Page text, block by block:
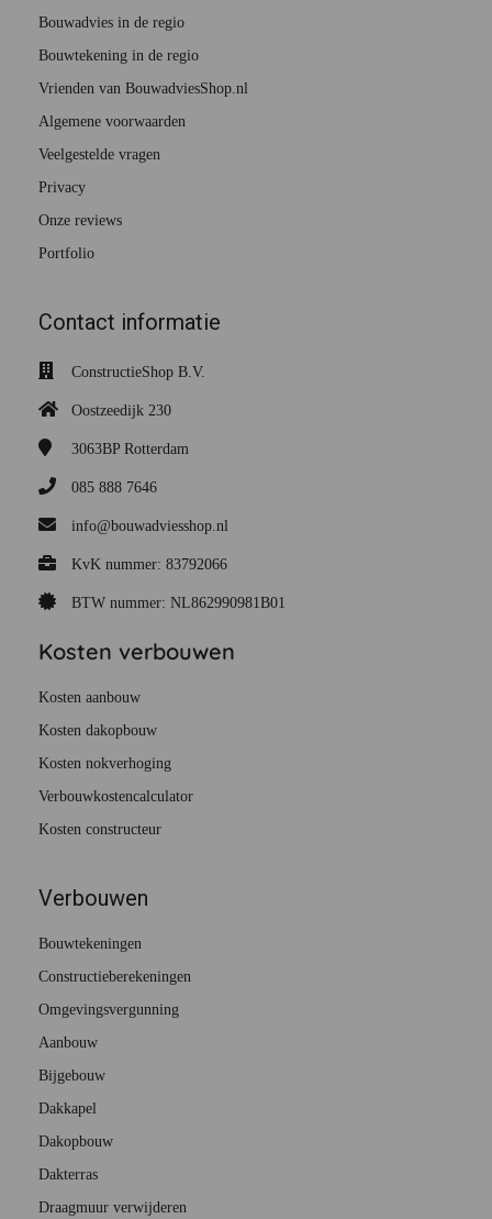
Bouwadvies in de regio
Bouwtekening in de regio
Vrienden van BouwadviesShop.nl
Algemene voorwaarden
Veelgestelde vragen
Privacy
Onze reviews
Portfolio
Contact informatie
ConstructieShop B.V.
Oostzeedijk 230
3063BP Rotterdam
085 888 7646
info@bouwadviesshop.nl
KvK nummer: 83792066
BTW nummer: NL862990981B01
Kosten verbouwen
Kosten aanbouw
Kosten dakopbouw
Kosten nokverhoging
Verbouwkostencalculator
Kosten constructeur
Verbouwen
Bouwtekeningen
Constructieberekeningen
Omgevingsvergunning
Aanbouw
Bijgebouw
Dakkapel
Dakopbouw
Dakterras
Draagmuur verwijderen